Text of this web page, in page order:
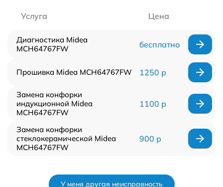
Услуга Цена
Диагностика Midea
MCH64767FW
бесплатно
Прошивка Midea MCH64767FW 1250 р
Замена конфорки
индукционной Midea
MCH64767FW
1100 р
Замена конфорки
стеклокерамической Midea
MCH64767FW
900 р
У меня другая неисправность